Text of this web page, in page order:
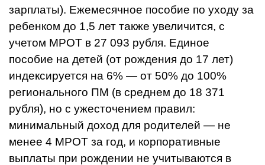
зарплаты). Ежемесячное пособие по уходу за
ребенком до 1,5 лет также увеличится, с
учетом МРОТ в 27 093 рубля. Единое
пособие на детей (от рождения до 17 лет)
индексируется на 6% — от 50% до 100%
регионального ПМ (в среднем до 18 371
рубля), но с ужесточением правил:
минимальный доход для родителей — не
менее 4 МРОТ за год, и корпоративные
выплаты при рождении не учитываются в